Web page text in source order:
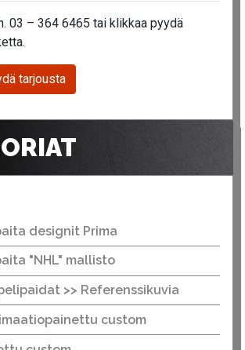
03 – 364 6465 tai klikkaa pyydä
tarjousta
designit Prima
"NHL" mallisto
>> Referenssikuvia
custom